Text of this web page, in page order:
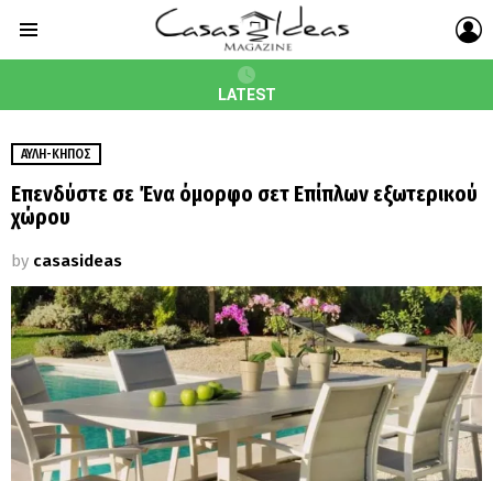
LATEST
ΑΥΛΉ-ΚΉΠΟΣ
Επενδύστε σε Ένα όμορφο σετ Επίπλων εξωτερικού
χώρου
by casasideas